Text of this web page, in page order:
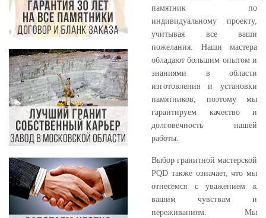
памятник по
индивидуальному проекту,
учитывая все ваши
пожелания. Наши мастера
обладают большим опытом и
знаниями в области
изготовления и установки
памятников, поэтому мы
гарантируем качество и
долговечность нашей
работы.
Выбор гранитной мастерской
PQD также означает, что мы
отнесемся с уважением к
вашим чувствам и
переживаниям. Мы